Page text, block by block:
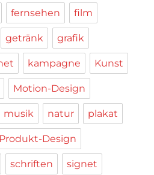
fernsehen film
getränk grafik
kampagne Kunst
Motion-Design
musik natur plakat
Produkt-Design
schriften signet